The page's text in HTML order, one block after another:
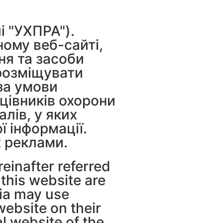
"УХПРА").
веб-сайті,
та засоби
умови
охорони
у яких
інформації.
реклами.
referred
website are
may use
on their